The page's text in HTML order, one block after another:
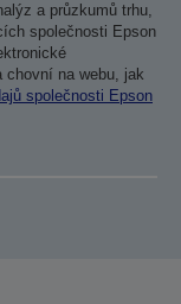
a průzkumů trhu,
společnosti Epson
chovní na webu, jak
společnosti Epson